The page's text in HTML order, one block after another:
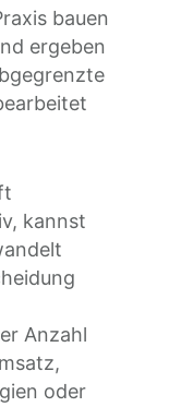
bauen
ergeben
kannst
Anzahl
oder